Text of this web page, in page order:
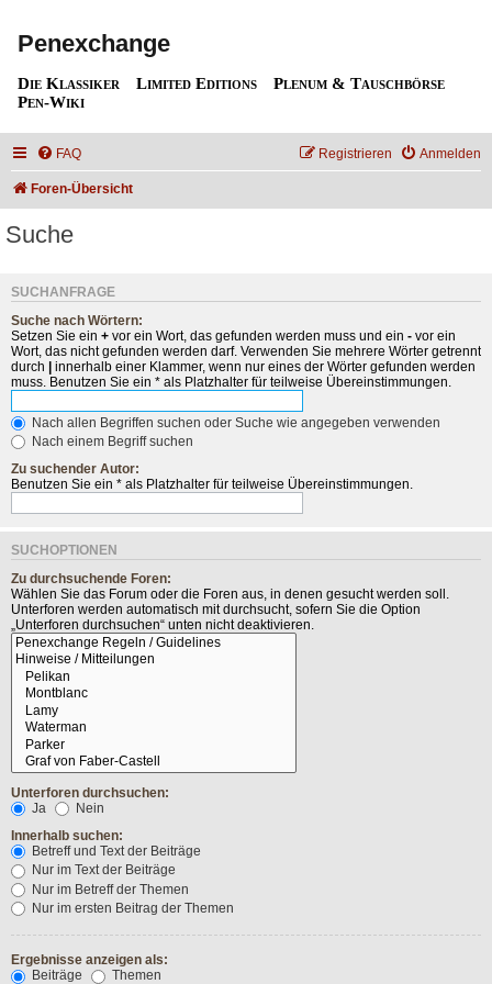
Penexchange
Die Klassiker Limited Editions
Plenum & Tauschbörse
Pen-Wiki
FAQ Anmelden
Registrieren
Foren-Übersicht
Suche
SUCHANFRAGE
Suche nach Wörtern:
Setzen Sie ein + vor ein Wort, das gefunden werden muss und ein - vor ein
Wort, das nicht gefunden werden darf. Verwenden Sie mehrere Wörter getrennt
durch | innerhalb einer Klammer, wenn nur eines der Wörter gefunden werden
muss. Benutzen Sie ein * als Platzhalter für teilweise Übereinstimmungen.
Nach allen Begriffen suchen oder Suche wie angegeben verwenden
Nach einem Begriff suchen
Zu suchender Autor:
Benutzen Sie ein * als Platzhalter für teilweise Übereinstimmungen.
SUCHOPTIONEN
Zu durchsuchende Foren:
Wählen Sie das Forum oder die Foren aus, in denen gesucht werden soll.
Unterforen werden automatisch mit durchsucht, sofern Sie die Option
„Unterforen durchsuchen“ unten nicht deaktivieren.
Unterforen durchsuchen:
Ja
Nein
Innerhalb suchen:
Betreff und Text der Beiträge
Nur im Text der Beiträge
Nur im Betreff der Themen
Nur im ersten Beitrag der Themen
Ergebnisse anzeigen als:
Beiträge
Themen